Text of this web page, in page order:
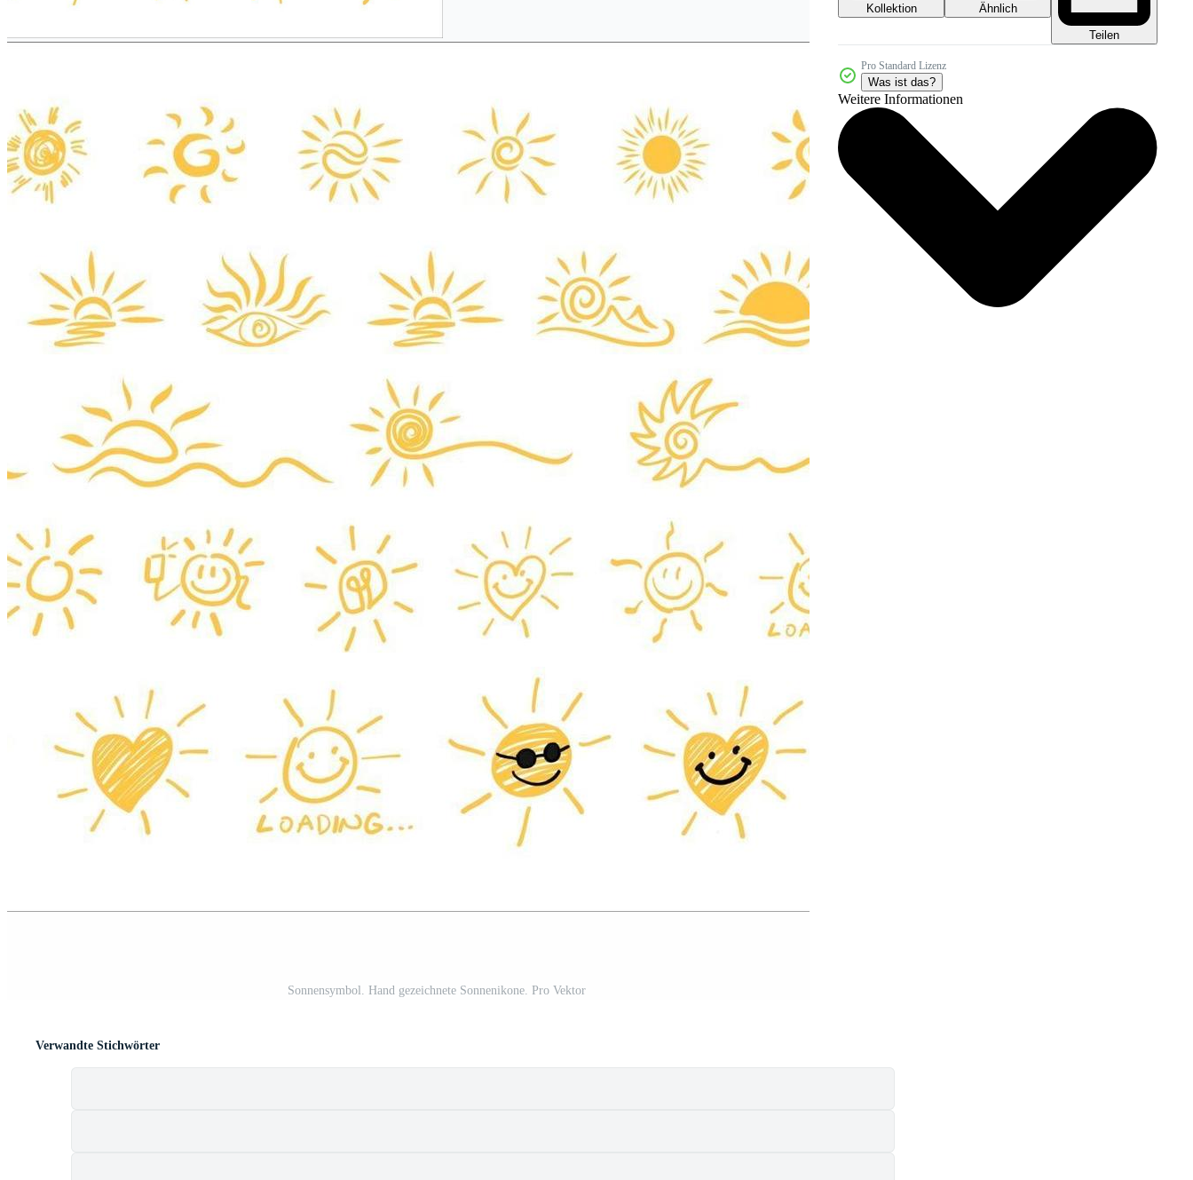
Sonnensymbol. Hand gezeichnete Sonnenikone. Pro Vektor
Kollektion
Ähnlich
Teilen
Pro Standard Lizenz
Was ist das?
Weitere Informationen
Verwandte Stichwörter